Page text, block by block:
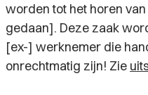
worden tot het horen
gedaan]. Deze zaak
[ex-] werknemer die
onrechtmatig zijn! Zie